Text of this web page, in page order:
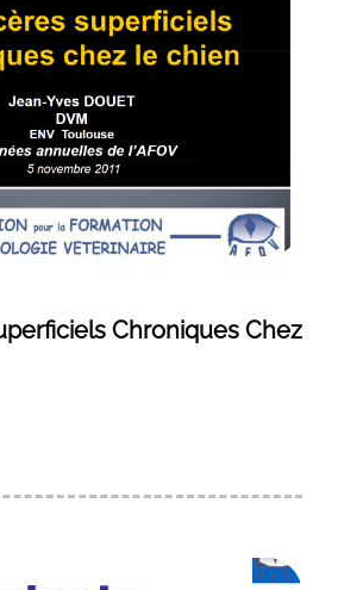
Chroniques Chez